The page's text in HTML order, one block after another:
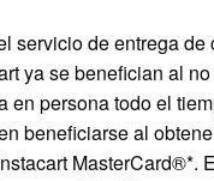
servicio de entrega de
ya se benefician al
en persona todo el
beneficiarse al
MasterCard®*.